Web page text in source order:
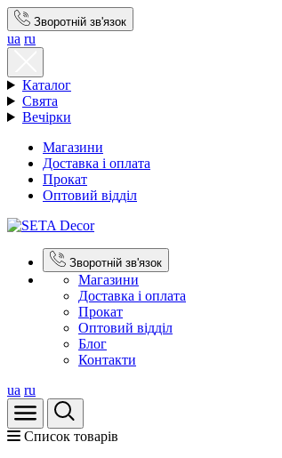
Зворотній зв'язок
ua ru
Каталог
Свята
Вечірки
Магазини
Доставка і оплата
Прокат
Оптовий відділ
Зворотній зв'язок
Магазини
Доставка і оплата
Прокат
Оптовий відділ
Блог
Контакти
ua ru
Список товарів